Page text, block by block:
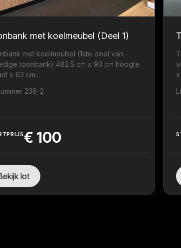
met koelmeubel (Deel 1)
met koelmeubel (1ste deel van
toonbank) 482.5 cm x 93 cm hoogte
x 63 cm...
238-2
€ 100
lot